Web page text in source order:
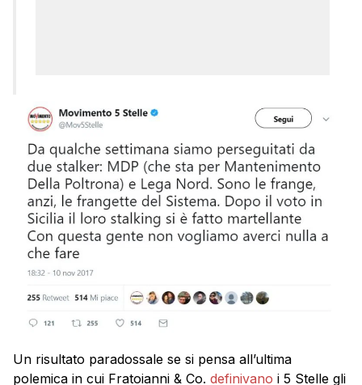
Un risultato paradossale se si pensa all’ultima
polemica in cui Fratoianni & Co. definivano i 5 Stelle gli